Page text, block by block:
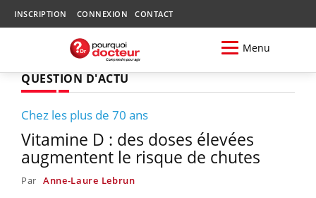
INSCRIPTION CONNEXION CONTACT
Menu
QUESTION D'ACTU
Chez les plus de 70 ans
Vitamine D : des doses élevées
augmentent le risque de chutes
Par Anne-Laure Lebrun